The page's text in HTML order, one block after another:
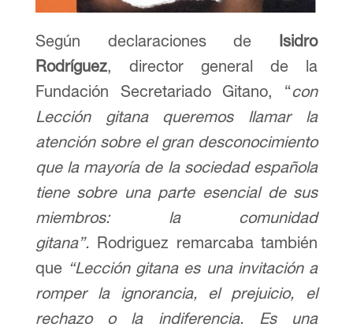
Según declaraciones de Isidro
Rodríguez, director general de la
Fundación Secretariado Gitano, “con
Lección gitana queremos llamar la
atención sobre el gran desconocimiento
que la mayoría de la sociedad española
tiene sobre una parte esencial de sus
miembros: la comunidad
gitana”. Rodriguez remarcaba también
que“Lección gitana es una invitación a
romper la ignorancia, el prejuicio, el
rechazo o la indiferencia. Es una